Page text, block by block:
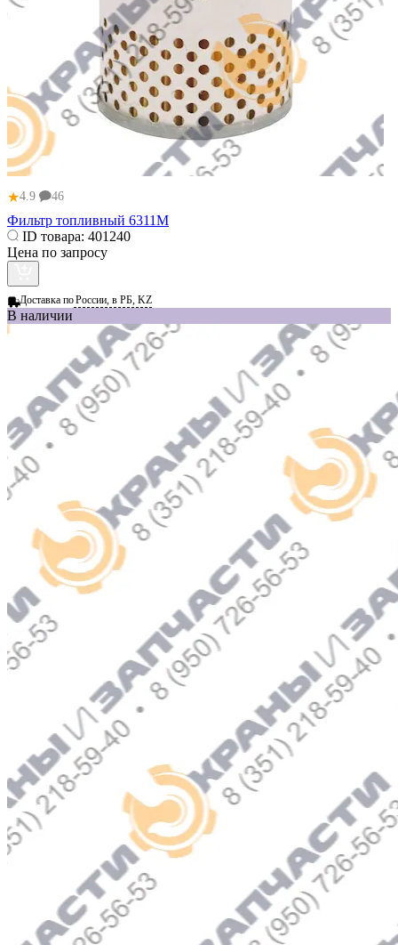
★4.9 46
Фильтр топливный 6311М
ID товара: 401240
Цена по запросу
Доставка поРоссии, в РБ, KZ
В наличии